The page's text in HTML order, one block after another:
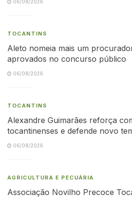
06/08/2026
TOCANTINS
Aleto nomeia mais um
aprovados no concurso público
06/08/2026
TOCANTINS
Alexandre Guimarães reforça
tocantinenses e defende novo
06/08/2026
AGRICULTURA E PECUÁRIA
Associação Novilho Precoce